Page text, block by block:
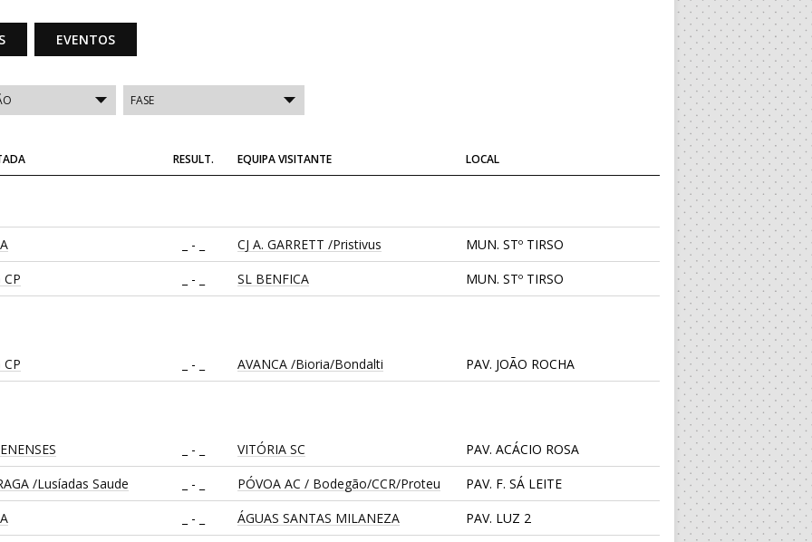
AC 26 - 31 ARSENAL C. DEVESA
EVENTOS
RESULT. EQUIPA VISITANTE LOCAL
_ - _ CJ A. GARRETT /Pristivus
MUN. STº TIRSO
CP _ - _ SL BENFICA MUN. STº TIRSO
CP _ - _ AVANCA /Bioria/Bondalti PAV. JOÃO ROCHA
_ - _ VITÓRIA SC
PAV. ACÁCIO ROSA
/Lusíadas Saude _ - _ PÓVOA AC / Bodegão/CCR/Proteu
PAV. F. SÁ LEITE
_ - _ ÁGUAS SANTAS MILANEZA
PAV. LUZ 2